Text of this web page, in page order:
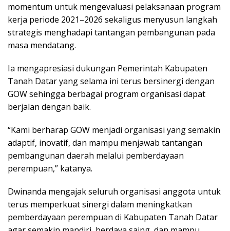
momentum untuk mengevaluasi pelaksanaan program
kerja periode 2021–2026 sekaligus menyusun langkah
strategis menghadapi tantangan pembangunan pada
masa mendatang.
Ia mengapresiasi dukungan Pemerintah Kabupaten
Tanah Datar yang selama ini terus bersinergi dengan
GOW sehingga berbagai program organisasi dapat
berjalan dengan baik.
“Kami berharap GOW menjadi organisasi yang semakin
adaptif, inovatif, dan mampu menjawab tantangan
pembangunan daerah melalui pemberdayaan
perempuan,” katanya.
Dwinanda mengajak seluruh organisasi anggota untuk
terus memperkuat sinergi dalam meningkatkan
pemberdayaan perempuan di Kabupaten Tanah Datar